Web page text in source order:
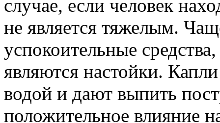
случае, если человек
не является тяжелым.
успокоительные
являются настойки.
водой и дают выпить
положительное влияние